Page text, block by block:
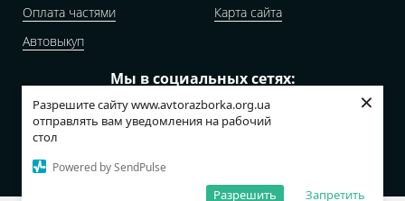
Разрешите сайту www.avtorazborka.org.ua
отправлять вам уведомления на рабочий
стол
Powered by SendPulse
Запретить
Разрешить
×
Оплата частями
Автовыкуп
Карта сайта
Мы в социальных сетях:
Адреса наших складов:
г.Киев, Калачевская, 13